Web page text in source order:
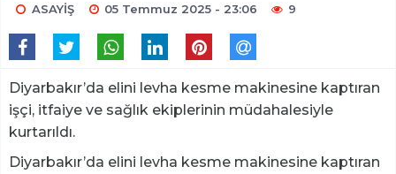
ASAYİŞ 05 Temmuz 2025 - 23:06 9
Diyarbakır’da elini levha kesme makinesine kaptıran
işçi, itfaiye ve sağlık ekiplerinin müdahalesiyle
kurtarıldı.
Diyarbakır’da elini levha kesme makinesine kaptıran